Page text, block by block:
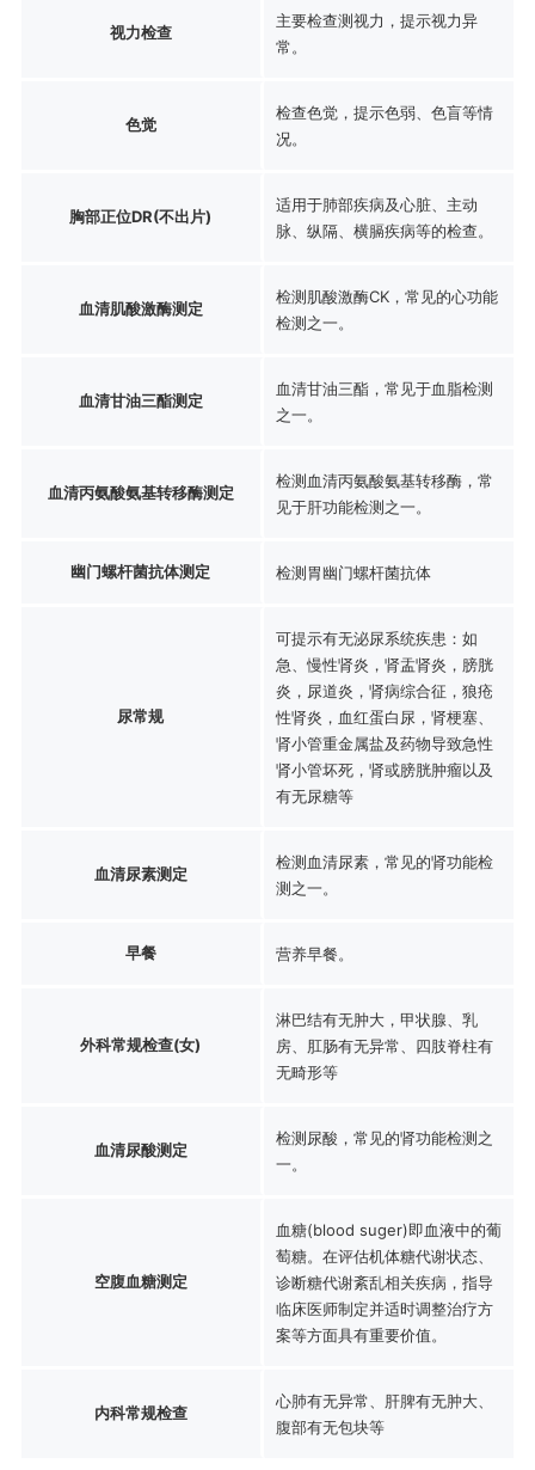
视力检查
主要检查测视力，提示视力异
常。
色觉
检查色觉，提示色弱、色盲等情
况。
胸部正位DR(不出片)
适用于肺部疾病及心脏、主动
脉、纵隔、横膈疾病等的检查。
血清肌酸激酶测定
检测肌酸激酶CK，常见的心功能
检测之一。
血清甘油三酯测定
血清甘油三酯，常见于血脂检测
之一。
血清丙氨酸氨基转移酶测定
检测血清丙氨酸氨基转移酶，常
见于肝功能检测之一。
幽门螺杆菌抗体测定 检测胃幽门螺杆菌抗体
尿常规
可提示有无泌尿系统疾患：如
急、慢性肾炎，肾盂肾炎，膀胱
炎，尿道炎，肾病综合征，狼疮
性肾炎，血红蛋白尿，肾梗塞、
肾小管重金属盐及药物导致急性
肾小管坏死，肾或膀胱肿瘤以及
有无尿糖等
血清尿素测定
检测血清尿素，常见的肾功能检
测之一。
早餐 营养早餐。
外科常规检查(女)
淋巴结有无肿大，甲状腺、乳
房、肛肠有无异常、四肢脊柱有
无畸形等
血清尿酸测定
检测尿酸，常见的肾功能检测之
一。
空腹血糖测定
血糖(blood suger)即血液中的葡
萄糖。在评估机体糖代谢状态、
诊断糖代谢紊乱相关疾病，指导
临床医师制定并适时调整治疗方
案等方面具有重要价值。
内科常规检查
心肺有无异常、肝脾有无肿大、
腹部有无包块等